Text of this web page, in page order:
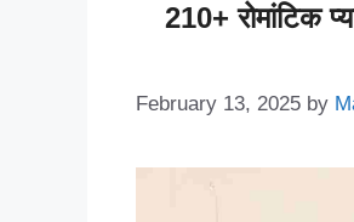
210+ रोमांटिक
February 13, 2025 by